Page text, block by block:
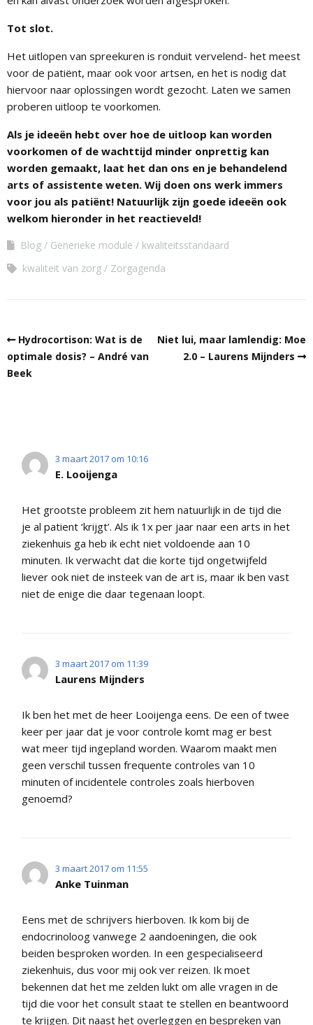
Tot slot.
Het uitlopen van spreekuren is ronduit vervelend- het meest
voor de patiënt, maar ook voor artsen, en het is nodig dat
hiervoor naar oplossingen wordt gezocht. Laten we samen
proberen uitloop te voorkomen.
Als je ideeën hebt over hoe de uitloop kan worden
voorkomen of de wachttijd minder onprettig kan
worden gemaakt, laat het dan ons en je behandelend
arts of assistente weten. Wij doen ons werk immers
voor jou als patiënt! Natuurlijk zijn goede ideeën ook
welkom hieronder in het reactieveld!
Blog Generieke module
kwaliteitsstandaard
kwaliteit van zorg
Zorgagenda
Hydrocortison: Wat is de
optimale dosis? – André van
Beek
Niet lui, maar lamlendig: Moe
2.0 – Laurens Mijnders
3 maart 2017 om 10:16
E. Looijenga
Het grootste probleem zit hem natuurlijk in de tijd die
je al patient ‘krijgt’. Als ik 1x per jaar naar een arts in het
ziekenhuis ga heb ik echt niet voldoende aan 10
minuten. Ik verwacht dat die korte tijd ongetwijfeld
liever ook niet de insteek van de art is, maar ik ben vast
niet de enige die daar tegenaan loopt.
3 maart 2017 om 11:39
Laurens Mijnders
Ik ben het met de heer Looijenga eens. De een of twee
keer per jaar dat je voor controle komt mag er best
wat meer tijd ingepland worden. Waarom maakt men
geen verschil tussen frequente controles van 10
minuten of incidentele controles zoals hierboven
genoemd?
3 maart 2017 om 11:55
Anke Tuinman
Eens met de schrijvers hierboven. Ik kom bij de
endocrinoloog vanwege 2 aandoeningen, die ook
beiden besproken worden. In een gespecialiseerd
ziekenhuis, dus voor mij ook ver reizen. Ik moet
bekennen dat het me zelden lukt om alle vragen in de
tijd die voor het consult staat te stellen en beantwoord
te krijgen. Dit naast het overleggen en bespreken van